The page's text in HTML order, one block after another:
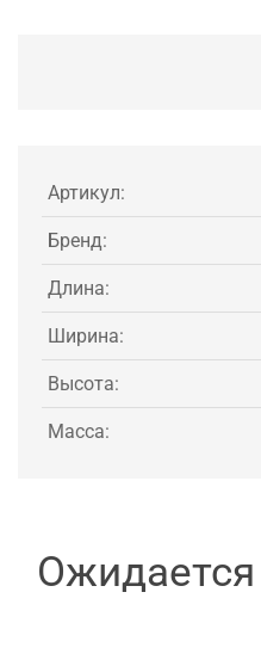
Артикул:
Бренд:
Длина:
Ширина:
Высота:
Масса: